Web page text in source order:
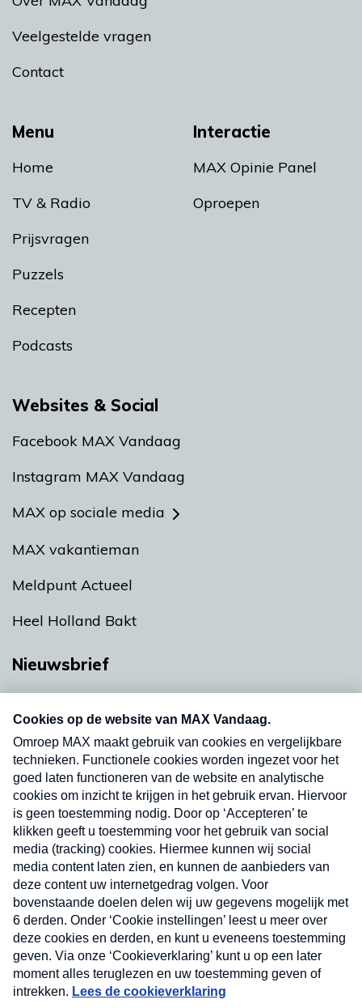
Menu
Home
TV & Radio
Prijsvragen
Puzzels
Recepten
Podcasts
Interactie
MAX Opinie Panel
Oproepen
Veelgestelde vragen
Contact
Websites & Social
Facebook MAX Vandaag
Instagram MAX Vandaag
MAX op sociale media
MAX vakantieman
Meldpunt Actueel
Heel Holland Bakt
Nieuwsbrief
Neem hier een gratis abonnement op onze
nieuwsbrief. Elke vrijdag- en dinsdagochtend in
uw mailbox.
Verzend
Nieuwsbrief
Neem hier een gratis abonnement op onze
nieuwsbrief. Elke vrijdag- en dinsdagochtend in uw